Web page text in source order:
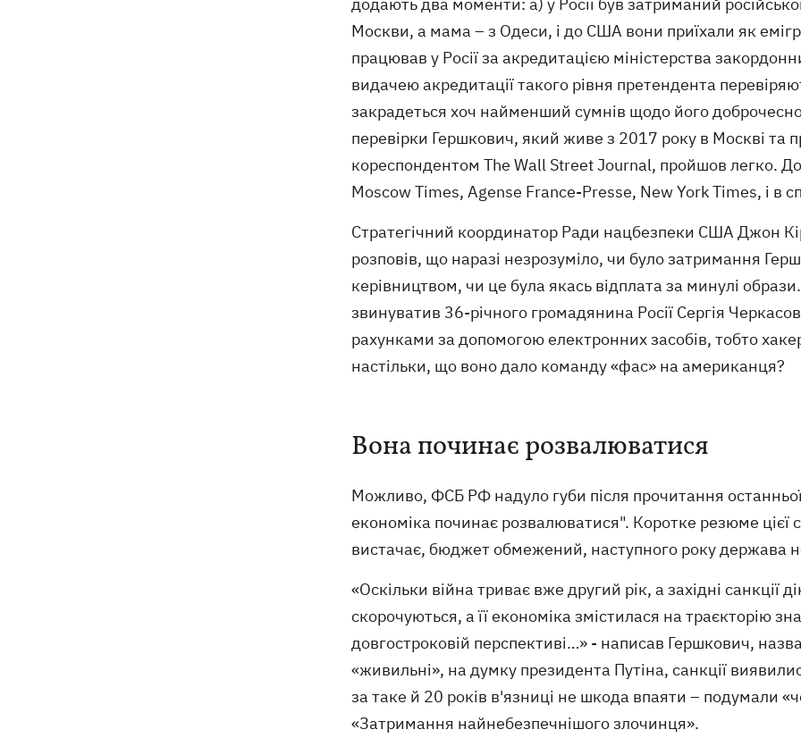
додають два моменти: а) у Росії був затриманий
Москви, а мама – з Одеси, і до США вони приїхали як
працював у Росії за акредитацією міністерства
видачею акредитації такого рівня претендента
закрадеться хоч найменший сумнів щодо його
перевірки Гершкович, який живе з 2017 року в Москві та
кореспондентом The Wall Street Journal, пройшов легко.
Moscow Times, Agense France-Presse, New York Times, і в
Стратегічний координатор Ради нацбезпеки США Джон
розповів, що наразі незрозуміло, чи було затримання
керівництвом, чи це була якась відплата за минулі
звинуватив 36-річного громадянина Росії Сергія
рахунками за допомогою електронних засобів, тобто
настільки, що воно дало команду «фас» на американця?
Вона починає розвалюватися
Можливо, ФСБ РФ надуло губи після прочитання останньої
економіка починає розвалюватися". Коротке резюме цієї
вистачає, бюджет обмежений, наступного року держава
«Оскільки війна триває вже другий рік, а західні санкції
скорочуються, а її економіка змістилася на траєкторію
довгостроковій перспективі…» - написав Гершкович,
«живильні», на думку президента Путіна, санкції
за таке й 20 років в'язниці не шкода впаяти – подумали
«Затримання найнебезпечнішого злочинця».